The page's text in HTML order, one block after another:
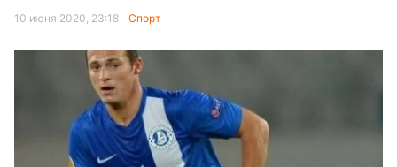
10 июня 2020, 23:18 Спорт